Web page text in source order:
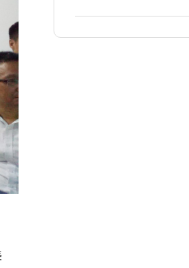
精益生产项目！